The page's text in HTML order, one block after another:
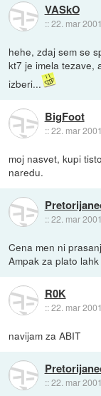
VASkO
::22. mar
hehe, zdaj sem se
kt7 je imela tezave,
izberi...
BigFoot
::22. mar
moj nasvet, kupi
naredu.
::22. mar
Cena men ni
Ampak za plato
R0K
::22. mar
navijam za ABIT
::22. mar